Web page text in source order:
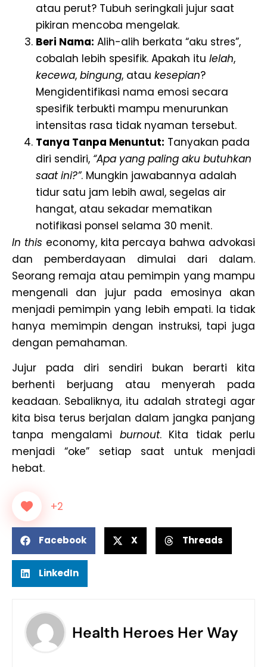
atau perut? Tubuh seringkali jujur saat
pikiran mencoba mengelak.
Beri Nama: Alih-alih berkata “aku stres”,
cobalah lebih spesifik. Apakah itu lelah,
kecewa, bingung, atau kesepian?
Mengidentifikasi nama emosi secara
spesifik terbukti mampu menurunkan
intensitas rasa tidak nyaman tersebut.
Tanya Tanpa Menuntut: Tanyakan pada
diri sendiri, “Apa yang paling aku butuhkan
saat ini?”. Mungkin jawabannya adalah
tidur satu jam lebih awal, segelas air
hangat, atau sekadar mematikan
notifikasi ponsel selama 30 menit.
In this economy, kita percaya bahwa advokasi
dan pemberdayaan dimulai dari dalam.
Seorang remaja atau pemimpin yang mampu
mengenali dan jujur pada emosinya akan
menjadi pemimpin yang lebih empati. Ia tidak
hanya memimpin dengan instruksi, tapi juga
dengan pemahaman.
Jujur pada diri sendiri bukan berarti kita
berhenti berjuang atau menyerah pada
keadaan. Sebaliknya, itu adalah strategi agar
kita bisa terus berjalan dalam jangka panjang
tanpa mengalami burnout. Kita tidak perlu
menjadi “oke” setiap saat untuk menjadi
hebat.
+2
Facebook X Threads
LinkedIn
Health Heroes Her Way